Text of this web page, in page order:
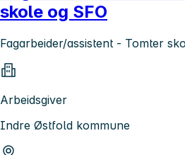
skole og SFO
Fagarbeider/assistent - Tomter
Arbeidsgiver
Indre Østfold kommune